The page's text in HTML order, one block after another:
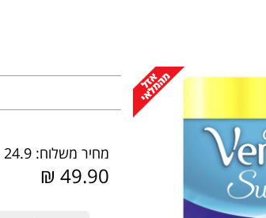
מחיר משלוח: 24.9 - 39.9 ₪
49.90 ₪